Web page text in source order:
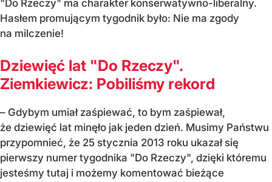
"Do Rzeczy" ma charakter konserwatywno-liberalny.
Hasłem promującym tygodnik było: Nie ma zgody
na milczenie!
Dziewięć lat "Do Rzeczy".
Ziemkiewicz: Pobiliśmy rekord
– Gdybym umiał zaśpiewać, to bym zaśpiewał,
że dziewięć lat minęło jak jeden dzień. Musimy Państwu
przypomnieć, że 25 stycznia 2013 roku ukazał się
pierwszy numer tygodnika "Do Rzeczy", dzięki któremu
jesteśmy tutaj i możemy komentować bieżące